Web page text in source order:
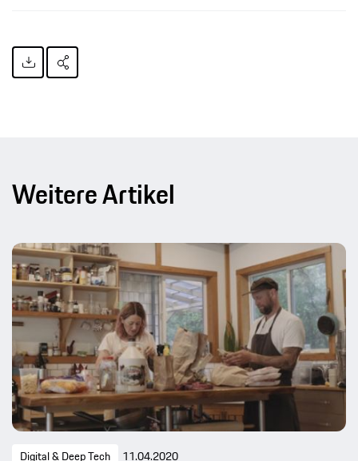
Weitere Artikel
Digital & Deep Tech 11.04.2020